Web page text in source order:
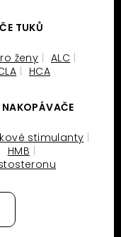
TUKŮ
ženy
ALC
HCA
stimulanty
HMB